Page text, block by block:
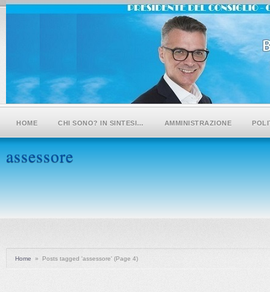
HOME CHI SONO? IN SINTESI… AMMINISTRAZIONE
assessore
Home » Posts tagged 'assessore' (Page 4)